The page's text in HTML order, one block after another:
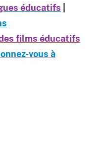
éducatifs
films éducatifs
vous à